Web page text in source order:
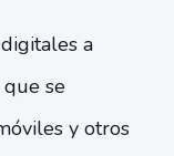
a
que se
y otros